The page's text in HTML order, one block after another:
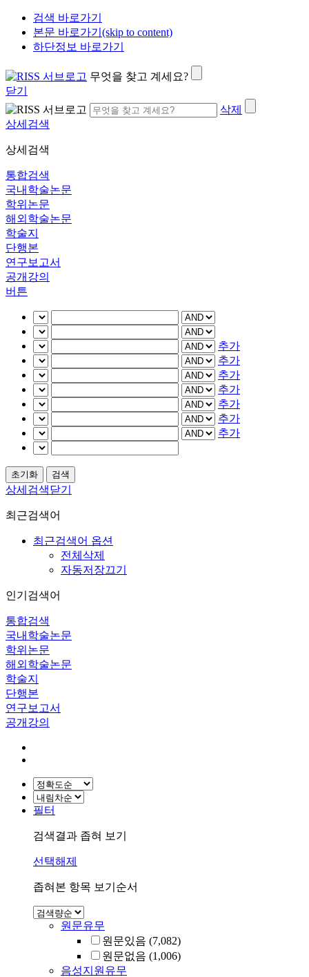
검색 바로가기
본문 바로가기(skip to content)
하단정보 바로가기
무엇을 찾고 계세요?
닫기
삭제
상세검색
상세검색
통합검색
국내학술논문
학위논문
해외학술논문
학술지
단행본
연구보고서
공개강의
버튼
추가
추가
추가
추가
추가
추가
추가
상세검색닫기
최근검색어
최근검색어 옵션
전체삭제
자동저장끄기
인기검색어
통합검색
국내학술논문
학위논문
해외학술논문
학술지
단행본
연구보고서
공개강의
필터
검색결과 좁혀 보기
선택해제
좁혀본 항목 보기순서
원문유무
원문있음 (7,082)
원문없음 (1,006)
음성지원유무